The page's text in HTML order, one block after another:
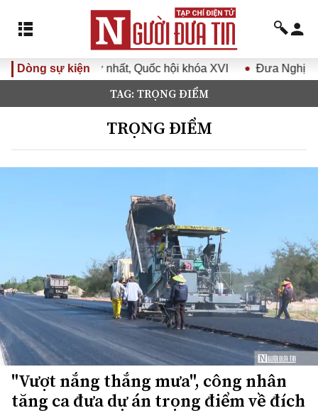
Dòng sự kiện
Quốc hội khóa XVI Đưa Nghị quyết Đại hội Đảng XIV
TAG: TRỌNG ĐIỂM
TRỌNG ĐIỂM
"Vượt nắng thắng mưa", công nhân
tăng ca đưa dự án trọng điểm về đích